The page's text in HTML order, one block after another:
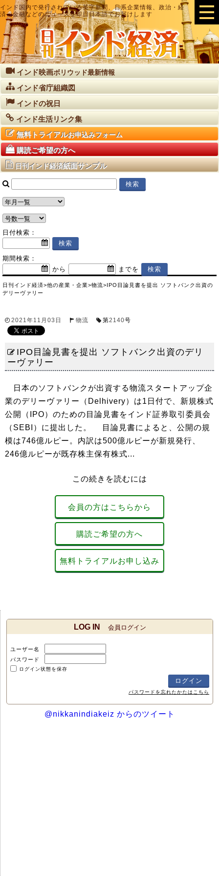
インド国内で発行されている英字新聞、日系企業情報、政治・経
済・金融などのニュースを即日日本語でお届けします
インド映画ボリウッド最新情報
インド省庁組織図
インドの祝日
インド生活リンク集
無料トライアルお申込みフォーム
購読ご希望の方へ
日刊インド経済紙面サンプル
日付検索：
期間検索：
から
までを
日刊インド経済>他の産業・企業>物流>IPO目論見書を提出 ソフトバンク出資の
デリーヴァリー
2021年11月03日 物流 第2140号
IPO目論見書を提出 ソフトバンク出資のデリ
ーヴァリー
日本のソフトバンクが出資する物流スタートアップ企
業のデリーヴァリー（Delhivery）は1日付で、新規株式
公開（IPO）のための目論見書をインド証券取引委員会
（SEBI）に提出した。 目論見書によると、公開の規
模は746億ルピー。内訳は500億ルピーが新規発行、
246億ルピーが既存株主保有株式...
この続きを読むには
会員の方はこちらから
購読ご希望の方へ
無料トライアルお申し込み
LOG IN 会員ログイン
ユーザー名
パスワード
ログイン状態を保存
パスワードを忘れたかたはこちら
@nikkanindiakeiz からのツイート